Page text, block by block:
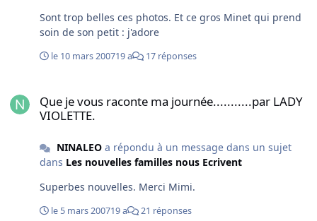
Sont trop belles ces photos. Et ce gros Minet qui prend
soin de son petit : j'adore
le 10 mars 200719 a 17 réponses
Que je vous raconte ma journée...........par LADY
VIOLETTE.
NINALEOa répondu à un message dans un sujet
dans Les nouvelles familles nous Ecrivent
Superbes nouvelles. Merci Mimi.
le 5 mars 200719 a 21 réponses